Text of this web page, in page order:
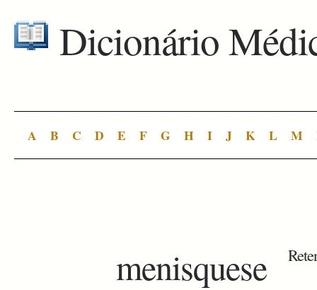
Dicionário
A B C D E F G H I J K L M
menisquese